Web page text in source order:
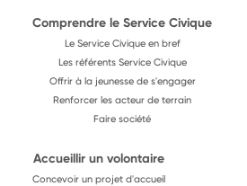
Comprendre le Service Civique
Le Service Civique en bref
Les référents Service Civique
Offrir à la jeunesse de s'engager
Renforcer les acteur de terrain
Faire société
Accueillir un volontaire
Concevoir un projet d'accueil